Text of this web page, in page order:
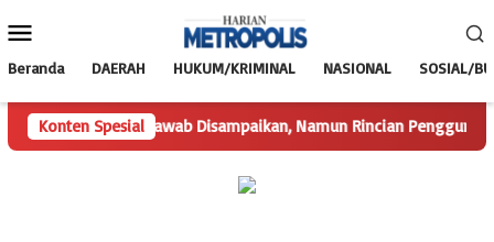
ke
Mobile
Beranda DAERAH HUKUM/KRIMINAL NASIONAL SOSIAL/
Konten Spesial
Hak Jawab Disampaikan, Namun Rincian Penggunaan